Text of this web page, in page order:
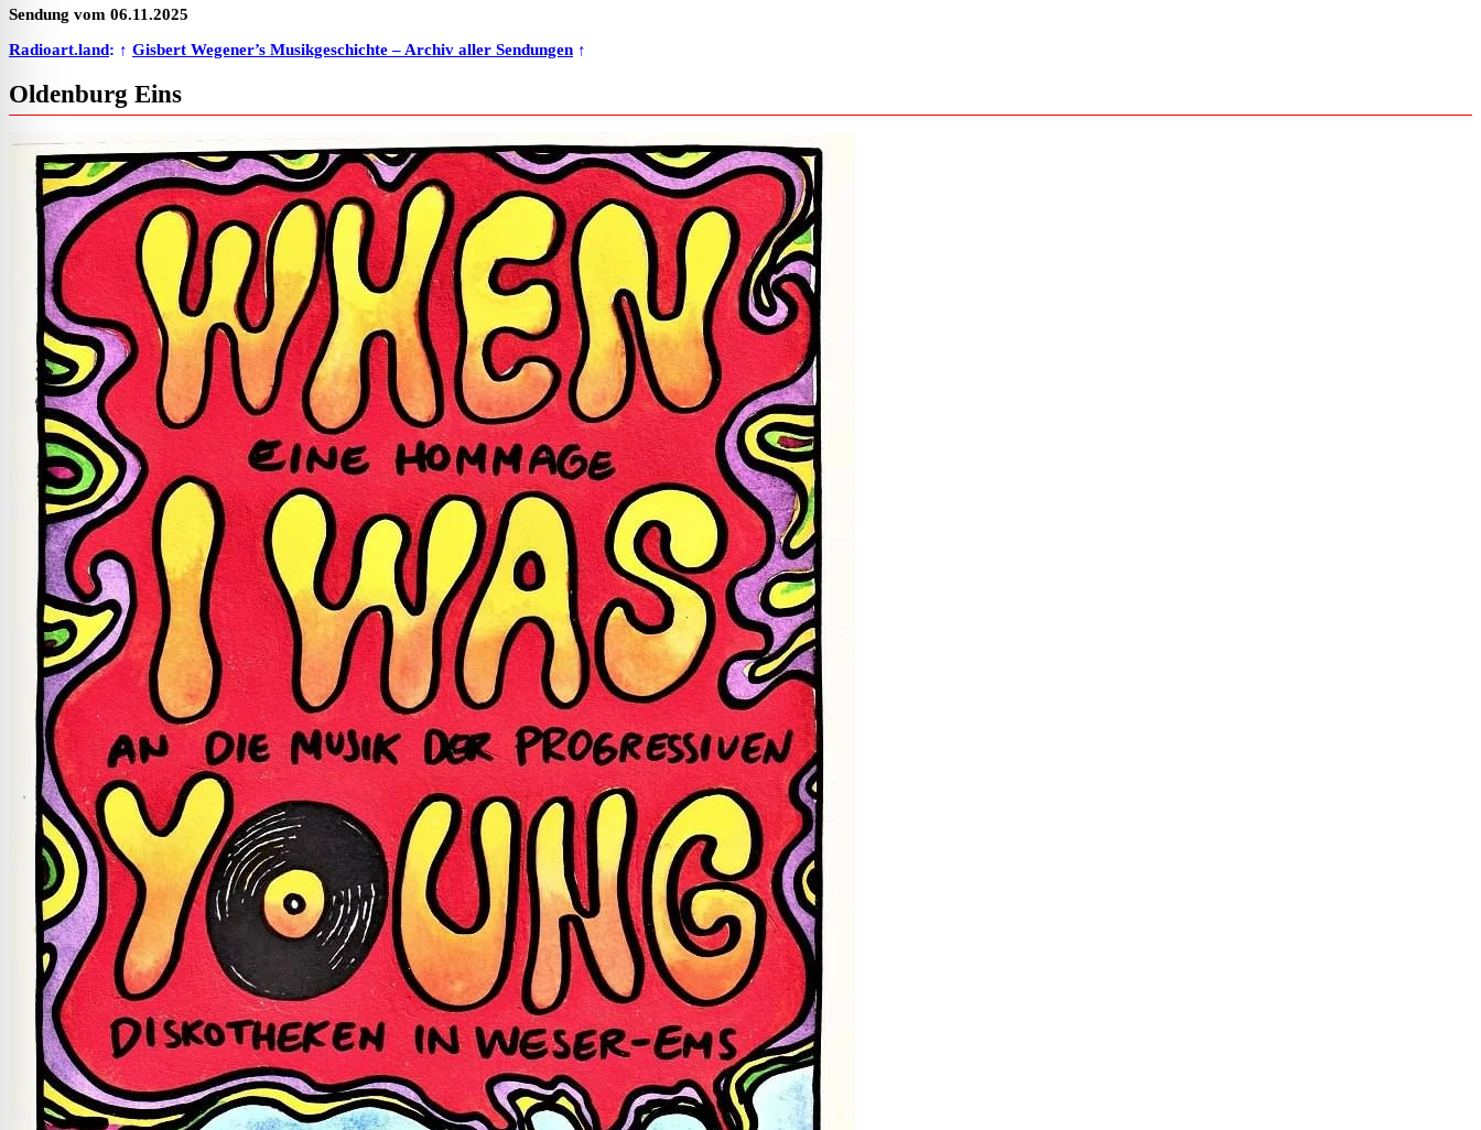
Sendung vom 06.11.2025
Radioart.land: ↑ Gisbert Wegener’s Musikgeschichte – Archiv aller Sendungen ↑
Oldenburg Eins